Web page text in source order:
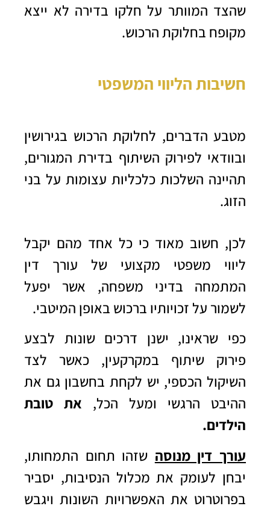
שהצד המוותר על חלקו בדירה לא ייצא
מקופח בחלוקת הרכוש.
חשיבות הליווי המשפטי
מטבע הדברים, לחלוקת הרכוש בגירושין
ובוודאי לפירוק השיתוף בדירת המגורים,
תהיינה השלכות כלכליות עצומות על בני
הזוג.
לכן, חשוב מאוד כי כל אחד מהם יקבל
ליווי משפטי מקצועי של עורך דין
המתמחה בדיני משפחה, אשר יפעל
לשמור על זכויותיו ברכוש באופן המיטבי.
כפי שראינו, ישנן דרכים שונות לבצע
פירוק שיתוף במקרקעין, כאשר לצד
השיקול הכספי, יש לקחת בחשבון גם את
ההיבט הרגשי ומעל הכל, את טובת
הילדים.
עורך דין מנוסה שזהו תחום התמחותו,
יבחן לעומק את מכלול הנסיבות, יסביר
בפרוטרוט את האפשרויות השונות ויגבש